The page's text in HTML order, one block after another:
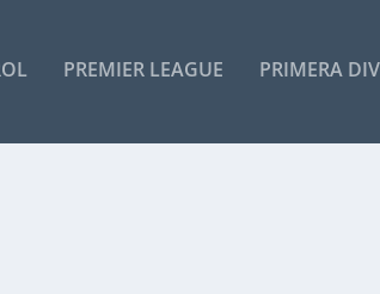
PREMIER LEAGUE PRIMERA